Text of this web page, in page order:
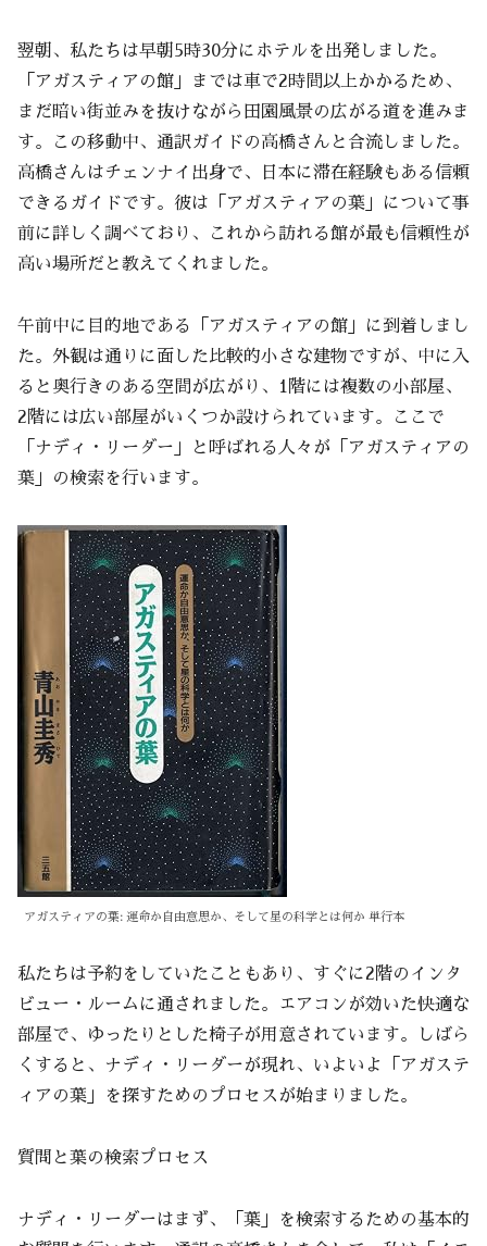
翌朝、私たちは早朝5時30分にホテルを出発しました。
「アガスティアの館」までは車で2時間以上かかるため、
まだ暗い街並みを抜けながら田園風景の広がる道を進みま
す。この移動中、通訳ガイドの高橋さんと合流しました。
高橋さんはチェンナイ出身で、日本に滞在経験もある信頼
できるガイドです。彼は「アガスティアの葉」について事
前に詳しく調べており、これから訪れる館が最も信頼性が
高い場所だと教えてくれました。
午前中に目的地である「アガスティアの館」に到着しまし
た。外観は通りに面した比較的小さな建物ですが、中に入
ると奥行きのある空間が広がり、1階には複数の小部屋、
2階には広い部屋がいくつか設けられています。ここで
「ナディ・リーダー」と呼ばれる人々が「アガスティアの
葉」の検索を行います。
アガスティアの葉: 運命か自由意思か、そして星の科学とは何か 単行本
私たちは予約をしていたこともあり、すぐに2階のインタ
ビュー・ルームに通されました。エアコンが効いた快適な
部屋で、ゆったりとした椅子が用意されています。しばら
くすると、ナディ・リーダーが現れ、いよいよ「アガステ
ィアの葉」を探すためのプロセスが始まりました。
質問と葉の検索プロセス
ナディ・リーダーはまず、「葉」を検索するための基本的